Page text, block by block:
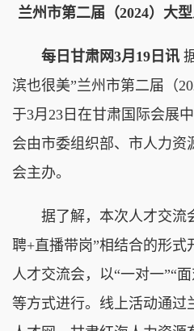
兰州市第二届（2024）大
每日甘肃网3月19日讯
滨也很美”兰州市第二届（
于3月23日在甘肃国际会展
会由市委组织部、市人力资
会主办。
据了解，本次人才交流
聘+直播带岗”相结合的形式
人才交流会，以“一对一”“
等方式进行。线上活动通过